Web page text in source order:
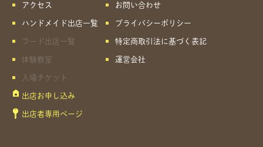
アクセス
ハンドメイド出店一覧
フード出店一覧
体験教室
入場チケット
出店お申し込み
出店者専用ページ
お問い合わせ
プライバシーポリシー
特定商取引法に基づく表記
運営会社